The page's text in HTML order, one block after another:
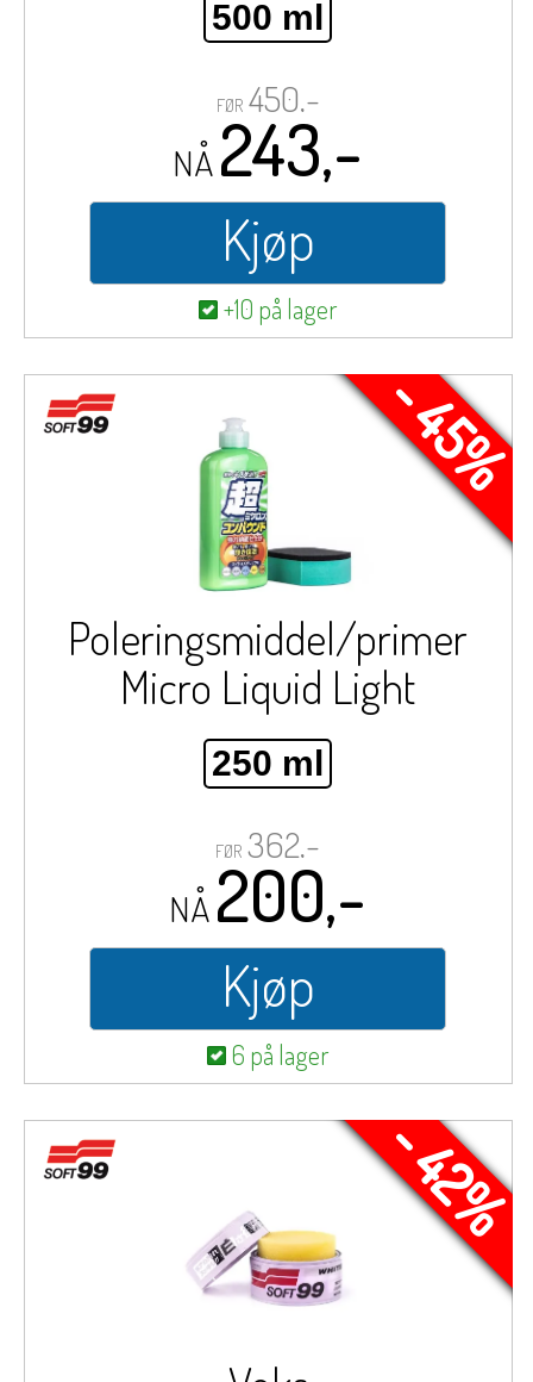
500 ml
FØR 450,-
NÅ243,-
Kjøp
+10 på lager
- 45%
Poleringsmiddel/primer
Micro Liquid Light
250 ml
FØR 362,-
NÅ200,-
Kjøp
6 på lager
- 42%